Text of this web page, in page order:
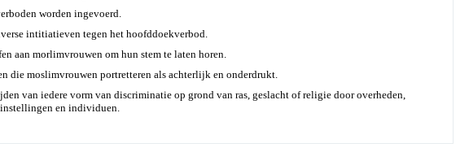
worden ingevoerd.
intitiatieven tegen het hoofddoekverbod.
aan morlimvrouwen om hun stem te laten horen.
die moslimvrouwen portretteren als achterlijk en onderdrukt.
van iedere vorm van discriminatie op grond van ras, geslacht of religie door overheden,
en individuen.